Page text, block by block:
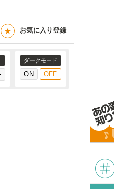
★ お気に入り登録
ダークモード